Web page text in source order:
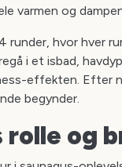
varmen og
hvor hver
i et isbad,
effekten. Efter
begynder.
rolle og